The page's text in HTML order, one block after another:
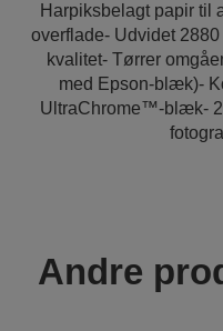
Harpiksbelagt papir til
overflade- Udvidet
kvalitet- Tørrer
med Epson-blæk)-
UltraChrome™-blæk-
Andre